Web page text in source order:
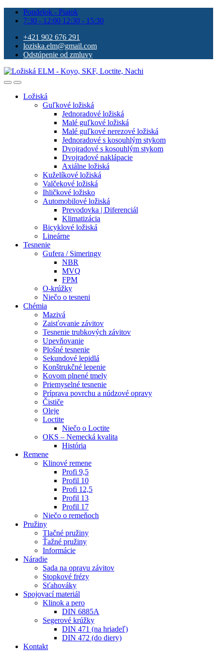
Pondelok - Piatok
7:30 - 12:00 12:30 - 15:30
+421 902 676 291
loziska.elm@gmail.com
Odstúpenie od zmluvy
Ložiská
Guľkové ložiská
Jednoradové ložiská
Malé guľkové ložiská
Malé guľkové nerezové ložiská
Jednoradové s kosouhlým stykom
Dvojradové s kosouhlým stykom
Dvojradové naklápacie
Axiálne ložiská
Kuželíkové ložiská
Valčekové ložiská
Ihličkové ložisko
Automobilové ložiská
Prevodovka | Diferenciál
Klimatizácia
Bicyklové ložiská
Lineárne
Tesnenie
Gufera / Simeringy
NBR
MVQ
FPM
O-krúžky
Niečo o tesneni
Chémia
Mazivá
Zaisťovanie závitov
Tesnenie trubkových závitov
Upevňovanie
Plošné tesnenie
Sekundové lepidlá
Konštrukčné lepenie
Kovom plnené tmely
Priemyselné tesnenie
Príprava povrchu a núdzové opravy
Čističe
Oleje
Loctite
Niečo o Loctite
OKS – Nemecká kvalita
História
Remene
Klinové remene
Profi 9,5
Profil 10
Profi 12,5
Profil 13
Profil 17
Niečo o remeňoch
Pružiny
Tlačné pružiny
Ťažné pružiny
Informácie
Náradie
Sada na opravu závitov
Stopkové frézy
Sťahováky
Spojovací materiál
Klinok a pero
DIN 6885A
Segerové krúžky
DIN 471 (na hriadeľ)
DIN 472 (do diery)
Kontakt